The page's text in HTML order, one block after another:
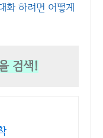
화 하려면 어떻게
검색!